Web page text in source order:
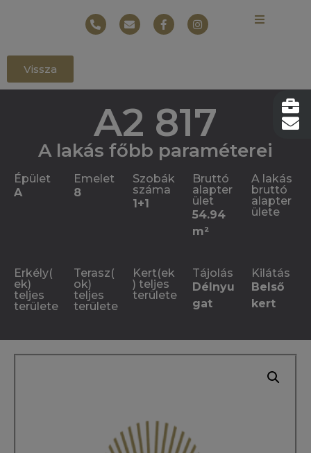
Vissza
A2 817
A lakás főbb paraméterei
Épület
A
Emelet
8
Szobák
száma
1+1
Bruttó
alapter
ület
54.94
m²
A lakás
bruttó
alapter
ülete
Erkély(
ek)
teljes
területe
Terasz(
ok)
teljes
területe
Kert(ek
) teljes
területe
Tájolás
Délnyu
gat
Kilátás
Belső
kert